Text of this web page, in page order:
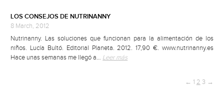
LOS CONSEJOS DE NUTRINANNY
8 March, 2012
Nutrinanny. Las soluciones que funcionan para la alimentación de los
niños. Lucía Bultó. Editorial Planeta. 2012. 17,90 €. www.nutrinanny.es
Hace unas semanas me llegó a… Leer más
← 1 2 3 →